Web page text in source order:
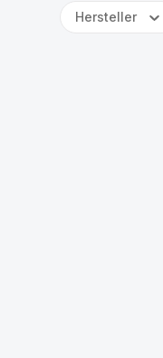
Hersteller